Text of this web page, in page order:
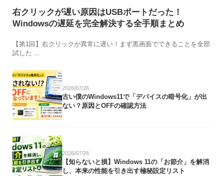
右クリックが遅い原因はUSBポートだった！
Windowsの遅延を完全解決する全手順まとめ
【第1回】右クリックが異常に遅い！まず黒画面でできることを全部
試した ...
2026/07/26
古い僕のWindows11で「デバイスの暗号化」が出
ない？原因とOFFの確認方法
2026/07/26
【知らないと損】Windows 11の「お節介」を解消
し、本来の性能を引き出す極秘設定リスト